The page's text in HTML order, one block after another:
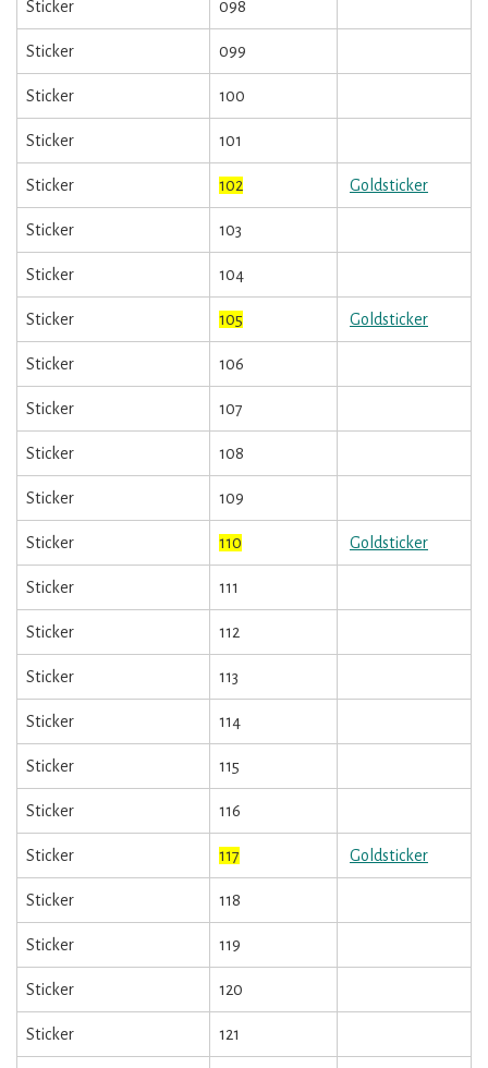
Sticker 098
Sticker 099
Sticker 100
Sticker 101
Sticker 102 Goldsticker
Sticker 103
Sticker 104
Sticker 105 Goldsticker
Sticker 106
Sticker 107
Sticker 108
Sticker 109
Sticker 110 Goldsticker
Sticker 111
Sticker 112
Sticker 113
Sticker 114
Sticker 115
Sticker 116
Sticker 117 Goldsticker
Sticker 118
Sticker 119
Sticker 120
Sticker 121